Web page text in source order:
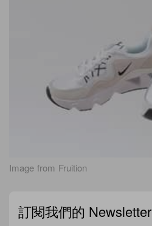
Image from Fruition
訂閱我們的 Newsletter